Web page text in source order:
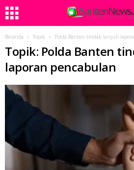
Beranda Topik Polda Banten tindak lanjuti
Topik: Polda Banten
laporan pencabulan